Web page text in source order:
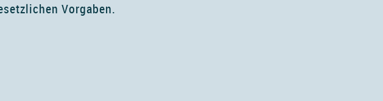
Vorgaben.